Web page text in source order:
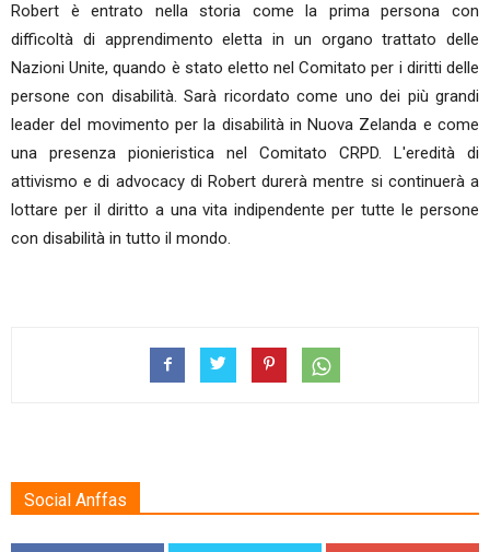
Robert è entrato nella storia come la prima persona con
difficoltà di apprendimento eletta in un organo trattato delle
Nazioni Unite, quando è stato eletto nel Comitato per i diritti delle
persone con disabilità. Sarà ricordato come uno dei più grandi
leader del movimento per la disabilità in Nuova Zelanda e come
una presenza pionieristica nel Comitato CRPD. L'eredità di
attivismo e di advocacy di Robert durerà mentre si continuerà a
lottare per il diritto a una vita indipendente per tutte le persone
con disabilità in tutto il mondo.
Social Anffas